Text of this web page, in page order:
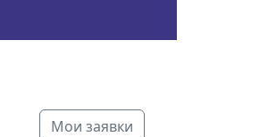
Мои заявки